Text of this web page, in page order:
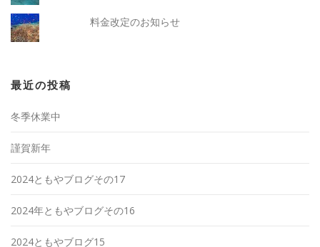
料金改定のお知らせ
最近の投稿
冬季休業中
謹賀新年
2024ともやブログその17
2024年ともやブログその16
2024ともやブログ15